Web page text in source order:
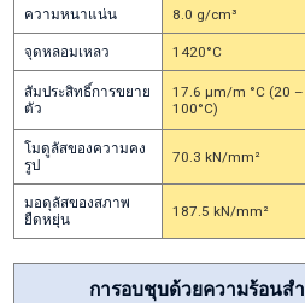
ความหนาแน่น 8.0 g/cm³
จุดหลอมเหลว 1420°C
สัมประสิทธิ์การขยาย
ตัว
17.6 μm/m °C (20 –
100°C)
โมดูลัสของความคง
รูป
70.3 kN/mm²
มอดุลัสของสภาพ
ยืดหยุ่น
187.5 kN/mm²
การอบชุบด้วยความร้อนส